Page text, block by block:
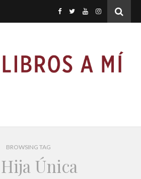
BROWSING TAG
Única